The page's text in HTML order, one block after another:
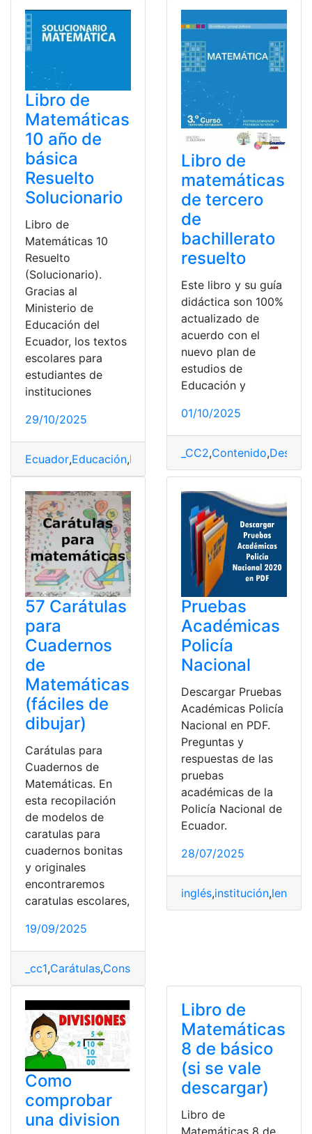
Libro de
Matemáticas
10 año de
básica
Resuelto
Solucionario
Libro de
Matemáticas 10
Resuelto
(Solucionario).
Gracias al
Ministerio de
Educación del
Ecuador, los textos
escolares para
estudiantes de
instituciones
29/10/2025
Ecuador,Educación,Libro Matemáticas,Resueltos
Libro de
matemáticas
de tercero
de
bachillerato
resuelto
Este libro y su guía
didáctica son 100%
actualizado de
acuerdo con el
nuevo plan de
estudios de
Educación y
01/10/2025
_CC2,Contenido,
57 Carátulas
para
Cuadernos
de
Matemáticas
(fáciles de
dibujar)
Carátulas para
Cuadernos de
Matemáticas. En
esta recopilación
de modelos de
caratulas para
cuadernos bonitas
y originales
encontraremos
caratulas escolares,
19/09/2025
_cc1,Carátulas,Consulta
Pruebas
Académicas
Policía
Nacional
Descargar Pruebas
Académicas Policía
Nacional en PDF.
Preguntas y
respuestas de las
pruebas
académicas de la
Policía Nacional de
Ecuador.
28/07/2025
inglés,institución,
Como
comprobar
una division
Libro de
Matemáticas
8 de básico
(si se vale
descargar)
Libro de
Matemáticas 8 de